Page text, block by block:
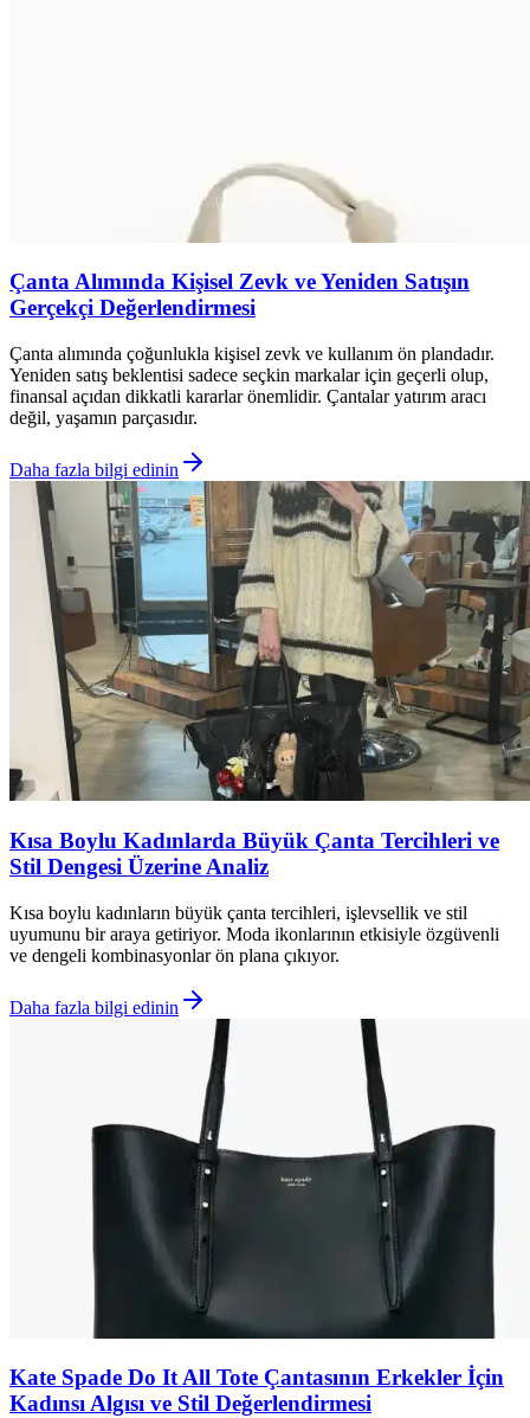
Çanta Alımında Kişisel Zevk ve Yeniden Satışın
Gerçekçi Değerlendirmesi
Çanta alımında çoğunlukla kişisel zevk ve kullanım ön plandadır.
Yeniden satış beklentisi sadece seçkin markalar için geçerli olup,
finansal açıdan dikkatli kararlar önemlidir. Çantalar yatırım aracı
değil, yaşamın parçasıdır.
Daha fazla bilgi edinin
Kısa Boylu Kadınlarda Büyük Çanta Tercihleri ve
Stil Dengesi Üzerine Analiz
Kısa boylu kadınların büyük çanta tercihleri, işlevsellik ve stil
uyumunu bir araya getiriyor. Moda ikonlarının etkisiyle özgüvenli
ve dengeli kombinasyonlar ön plana çıkıyor.
Daha fazla bilgi edinin
Kate Spade Do It All Tote Çantasının Erkekler İçin
Kadınsı Algısı ve Stil Değerlendirmesi